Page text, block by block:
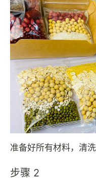
准备好所有材料，清
步骤 2